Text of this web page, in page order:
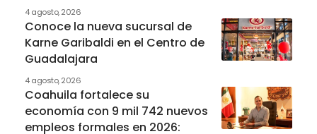
4 agosto, 2026
Conoce la nueva sucursal de
Karne Garibaldi en el Centro de
Guadalajara
4 agosto, 2026
Coahuila fortalece su
economía con 9 mil 742 nuevos
empleos formales en 2026: